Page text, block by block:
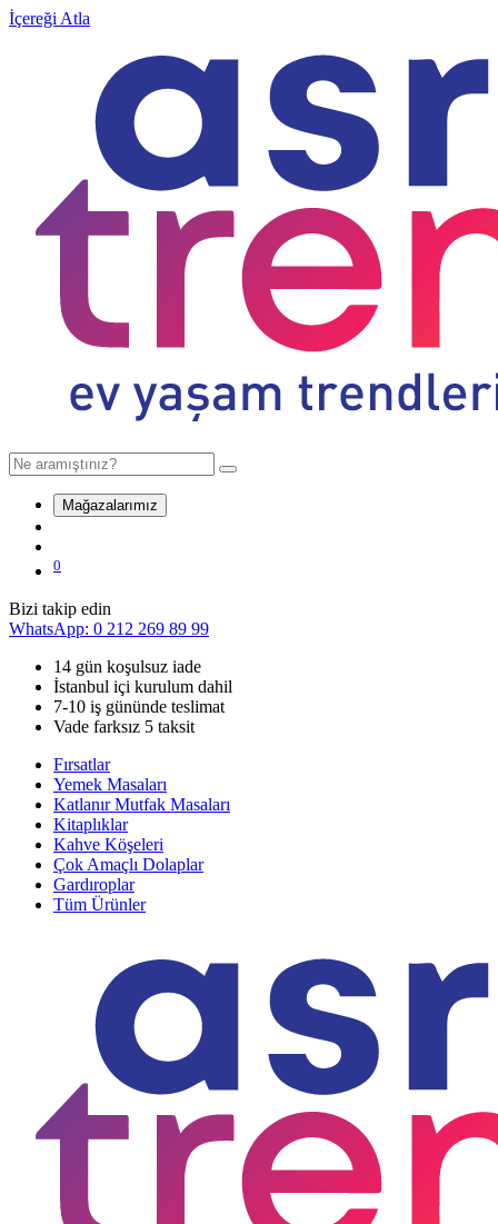
İçereği Atla
Mağazalarımız
0
Bizi takip edin
WhatsApp: 0 212 269 89 99
14 gün koşulsuz iade
İstanbul içi kurulum dahil
7-10 iş gününde teslimat
Vade farksız 5 taksit
Fırsatlar
Yemek Masaları
Katlanır Mutfak Masaları
Kitaplıklar
Kahve Köşeleri
Çok Amaçlı Dolaplar
Gardıroplar
Tüm Ürünler